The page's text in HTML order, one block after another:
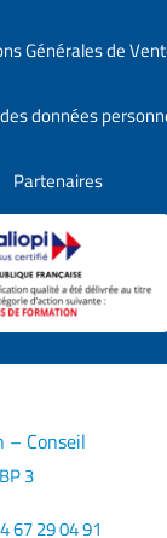
Générales de
données
Partenaires
– Conseil
3
67 29 04 91